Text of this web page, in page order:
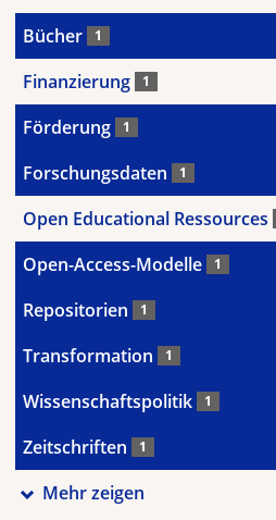
Bücher 1
Finanzierung 1
Förderung 1
Forschungsdaten 1
Open Educational Ressources
Open-Access-Modelle 1
Repositorien 1
Transformation 1
Wissenschaftspolitik 1
Zeitschriften 1
Mehr zeigen